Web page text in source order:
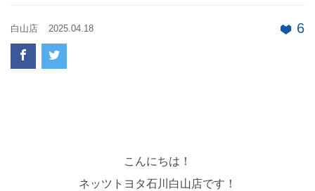
白山店 2025.04.18 6
こんにちは！
ネッツトヨタ石川白山店です！